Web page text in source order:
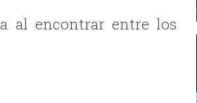
al encontrar entre los